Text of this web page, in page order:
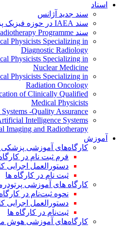
اسناد
سند جدید آژانس
سند IAEA در حوزه فیزیک پزشکی
سند Radiotherapy Programme
Physicists Specializing in
Diagnostic Radiology
Physicists Specializing in
Nuclear Medicine
Physicists Specializing in
Radiation Oncology
of Clinically Qualified
Medical Physicists
Systems -Quality Assurance
Intelligence Systems
Imaging and Radiotherapy
آموزش
کارگاه‌های آموزشی پزشکی
فرم ثبت نام در کارگاه
دستورالعمل اجرایی
ثبت نام در کارگاه ها
کارگاه های آموزشی
نحوه ثبت‌نام در کارگاه
دستورالعمل اجرایی
ثبت‌نام در کارگاه ها
کارگاه‌های آموزشی هوش